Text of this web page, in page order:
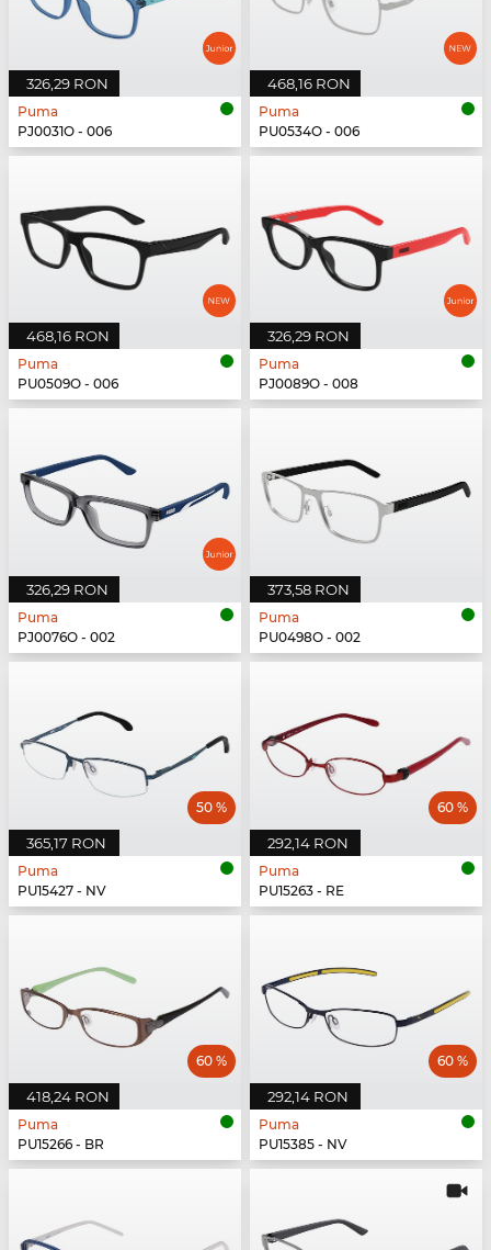
326,29 RON
Puma
PJ0031O - 006
468,16 RON
Puma
PU0534O - 006
468,16 RON
Puma
PU0509O - 006
326,29 RON
Puma
PJ0089O - 008
326,29 RON
Puma
PJ0076O - 002
373,58 RON
Puma
PU0498O - 002
365,17 RON
50 %
Puma
PU15427 - NV
292,14 RON
60 %
Puma
PU15263 - RE
418,24 RON
60 %
Puma
PU15266 - BR
292,14 RON
60 %
Puma
PU15385 - NV